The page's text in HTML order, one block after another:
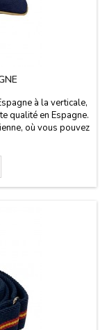
à la verticale,
qualité en Espagne.
où vous pouvez
27 cm x 16 cm